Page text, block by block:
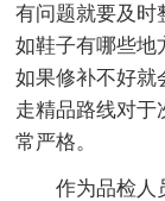
有问题就要及时
如鞋子有哪些地
如果修补不好就
走精品路线对于
常严格。
作为品检人